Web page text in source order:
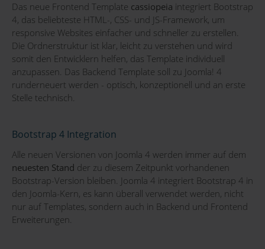
Das neue Frontend Template cassiopeia integriert Bootstrap
4, das beliebteste HTML-, CSS- und JS-Framework, um
responsive Websites einfacher und schneller zu erstellen.
Die Ordnerstruktur ist klar, leicht zu verstehen und wird
somit den Entwicklern helfen, das Template individuell
anzupassen. Das Backend Template soll zu Joomla! 4
runderneuert werden - optisch, konzeptionell und an erste
Stelle technisch.
Bootstrap 4 Integration
Alle neuen Versionen von Joomla 4 werden immer auf dem
neuesten Stand der zu diesem Zeitpunkt vorhandenen
Bootstrap-Version bleiben. Joomla 4 integriert Bootstrap 4 in
den Joomla-Kern, es kann überall verwendet werden, nicht
nur auf Templates, sondern auch in Backend und Frontend
Erweiterungen.